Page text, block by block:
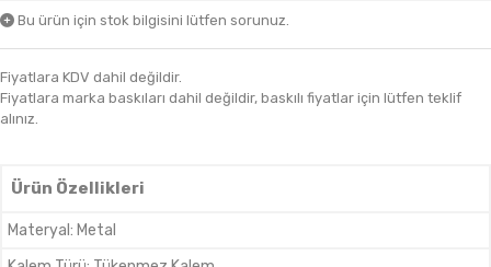
Bu ürün için stok bilgisini lütfen sorunuz.
Fiyatlara KDV dahil değildir.
Fiyatlara marka baskıları dahil değildir, baskılı fiyatlar için lütfen teklif
alınız.
Ürün Özellikleri
Materyal : Metal